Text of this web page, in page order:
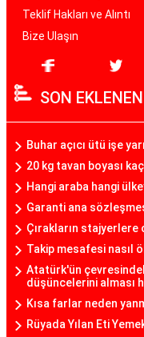
Teklif Hakları ve Alıntı
Bize Ulaşın
SON
Buhar açıcı ütü işe
20 kg tavan boyası
Hangi araba hangi
Garanti ana
Çırakların stajyerlere
Takip mesafesi nasıl
Atatürk'ün
düşüncelerini alması
Kısa farlar neden
Rüyada Yılan Eti